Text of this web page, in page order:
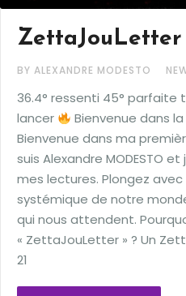
ZettaJouLetter
BY ALEXANDRE MODESTO
36.4° ressenti 45° parfaite
lancer
Bienvenue dans
Bienvenue dans ma
suis Alexandre MODESTO
mes lectures. Plongez
systémique de notre
qui nous attendent.
« ZettaJouLetter » ? Un
21